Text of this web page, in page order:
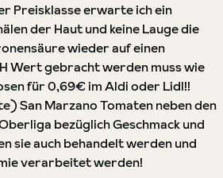
Preisklasse erwarte ich ein
der Haut und keine Lauge die
wieder auf einen
Wert gebracht werden muss wie
für 0,69€ im Aldi oder Lidl!!
San Marzano Tomaten neben den
bezüglich Geschmack und
sie auch behandelt werden und
verarbeitet werden!